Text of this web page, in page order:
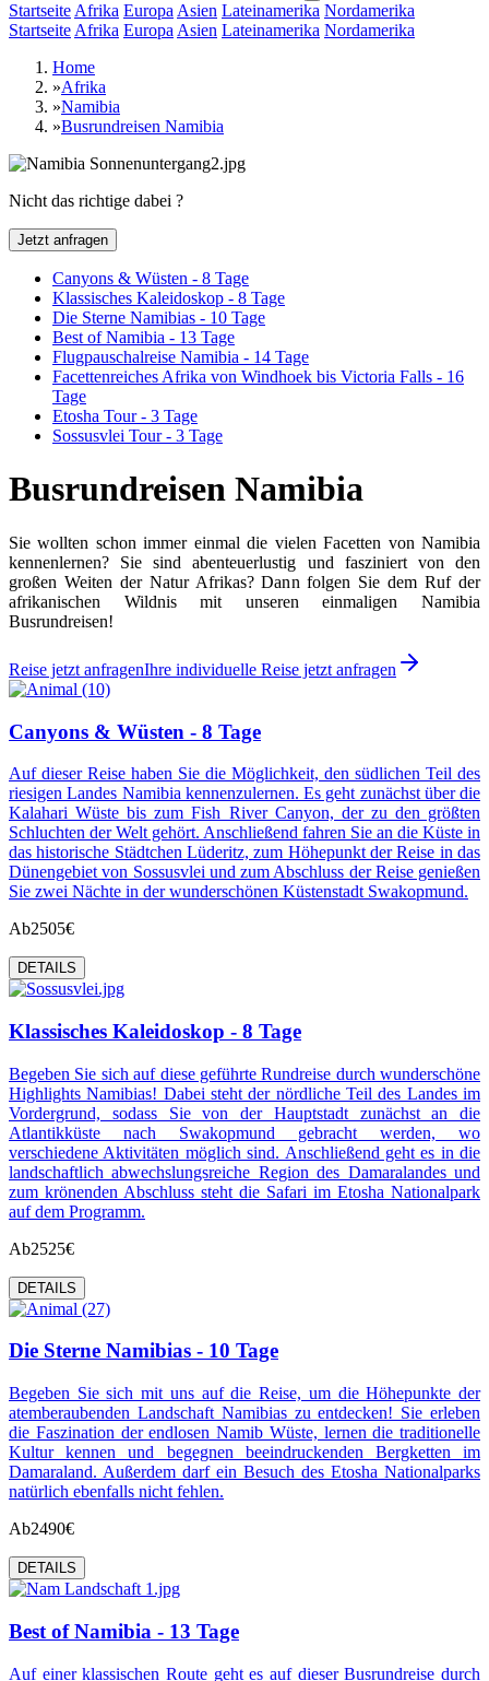
Startseite Afrika Europa Asien Lateinamerika Nordamerika
Startseite Afrika Europa Asien Lateinamerika Nordamerika
Home
»Afrika
»Namibia
»Busrundreisen Namibia
Nicht das richtige dabei ?
Jetzt anfragen
Canyons & Wüsten - 8 Tage
Klassisches Kaleidoskop - 8 Tage
Die Sterne Namibias - 10 Tage
Best of Namibia - 13 Tage
Flugpauschalreise Namibia - 14 Tage
Facettenreiches Afrika von Windhoek bis Victoria Falls - 16
Tage
Etosha Tour - 3 Tage
Sossusvlei Tour - 3 Tage
Busrundreisen Namibia
Sie wollten schon immer einmal die vielen Facetten von Namibia
kennenlernen? Sie sind abenteuerlustig und fasziniert von den
großen Weiten der Natur Afrikas? Dann folgen Sie dem Ruf der
afrikanischen Wildnis mit unseren einmaligen Namibia
Busrundreisen!
Reise jetzt anfragenIhre individuelle Reise jetzt anfragen
Canyons & Wüsten - 8 Tage
Auf dieser Reise haben Sie die Möglichkeit, den südlichen Teil des
riesigen Landes Namibia kennenzulernen. Es geht zunächst über die
Kalahari Wüste bis zum Fish River Canyon, der zu den größten
Schluchten der Welt gehört. Anschließend fahren Sie an die Küste in
das historische Städtchen Lüderitz, zum Höhepunkt der Reise in das
Dünengebiet von Sossusvlei und zum Abschluss der Reise genießen
Sie zwei Nächte in der wunderschönen Küstenstadt Swakopmund.
Ab2505€
DETAILS
Klassisches Kaleidoskop - 8 Tage
Begeben Sie sich auf diese geführte Rundreise durch wunderschöne
Highlights Namibias! Dabei steht der nördliche Teil des Landes im
Vordergrund, sodass Sie von der Hauptstadt zunächst an die
Atlantikküste nach Swakopmund gebracht werden, wo
verschiedene Aktivitäten möglich sind. Anschließend geht es in die
landschaftlich abwechslungsreiche Region des Damaralandes und
zum krönenden Abschluss steht die Safari im Etosha Nationalpark
auf dem Programm.
Ab2525€
DETAILS
Die Sterne Namibias - 10 Tage
Begeben Sie sich mit uns auf die Reise, um die Höhepunkte der
atemberaubenden Landschaft Namibias zu entdecken! Sie erleben
die Faszination der endlosen Namib Wüste, lernen die traditionelle
Kultur kennen und begegnen beeindruckenden Bergketten im
Damaraland. Außerdem darf ein Besuch des Etosha Nationalparks
natürlich ebenfalls nicht fehlen.
Ab2490€
DETAILS
Best of Namibia - 13 Tage
Auf einer klassischen Route geht es auf dieser Busrundreise durch